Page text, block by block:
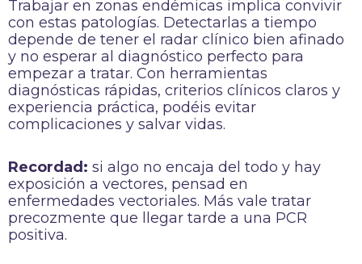
Trabajar en zonas endémicas implica convivir
con estas patologías. Detectarlas a tiempo
depende de tener el radar clínico bien afinado
y no esperar al diagnóstico perfecto para
empezar a tratar. Con herramientas
diagnósticas rápidas, criterios clínicos claros y
experiencia práctica, podéis evitar
complicaciones y salvar vidas.
Recordad: si algo no encaja del todo y hay
exposición a vectores, pensad en
enfermedades vectoriales. Más vale tratar
precozmente que llegar tarde a una PCR
positiva.